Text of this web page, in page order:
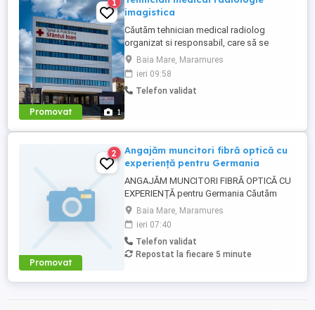
Promovat 1
1
imagistica
Căutăm tehnician medical radiolog
organizat si responsabil, care să se
alăture echipei noastre. Persoana potrivită
va avea un rol esențial în asigurarea unei
experiențe pozitive pentru pacienți, printr-
o comunicare eficientă și o gestionare
Baia Mare, Maramures
ieri 09:58
Telefon validat
Promovat
2
Angajăm muncitori fibră optică cu
experiență pentru Germania
ANGAJĂM MUNCITORI FIBRĂ OPTICĂ CU
EXPERIENȚĂ pentru Germania Căutăm
oameni serioși și cu experiență în fibră
optică pentru proiecte stabile în Germania!
Se caută personal pentru: Pozare cablu
fibră optică Mufare fibră optică Lucrări de
teren și instalare Oferim: Salariu atractiv ...
Baia Mare, Maramures
ieri 07:40
Telefon validat
Repostat la fiecare 5 minute